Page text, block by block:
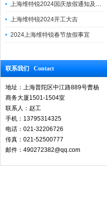
上海维特锐2024国庆放假通知及调休安排
上海维特锐2024开工大吉
2024上海维特锐春节放假事宜
联系我们 Contact
地址：上海普陀区中江路889号曹杨
商务大厦1501-1504室
联系人：赵工
手机：13795314325
电话：021-32206726
传真：021-52500777
邮件：490272382@qq.com